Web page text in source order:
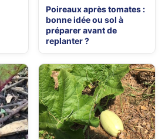
Poireaux après tomates :
bonne idée ou sol à
préparer avant de
replanter ?